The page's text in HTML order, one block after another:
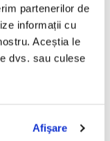
partenerilor de
informații cu
Aceștia le
dvs. sau culese
Afişare